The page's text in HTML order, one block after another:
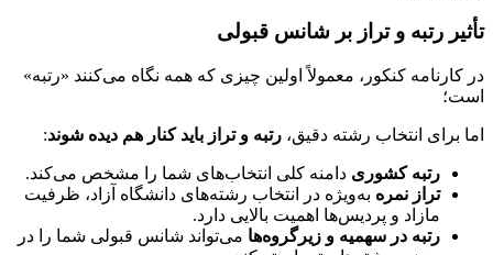
تأثیر رتبه و تراز بر شانس قبولی
در کارنامه کنکور، معمولاً اولین چیزی که همه نگاه می‌کنند «رتبه»
است؛
اما برای انتخاب رشته دقیق، رتبه و تراز باید کنار هم دیده شوند:
رتبه کشوری دامنه کلی انتخاب‌های شما را مشخص می‌کند.
تراز نمره به‌ویژه در انتخاب رشته‌های دانشگاه آزاد، ظرفیت
مازاد و پردیس‌ها اهمیت بالایی دارد.
رتبه در سهمیه و زیرگروه‌ها می‌تواند شانس قبولی شما را در